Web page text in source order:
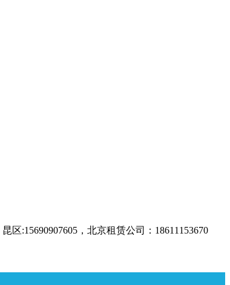
:15690907605，北京租赁公司：18611153670